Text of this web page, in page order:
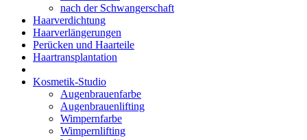
nach der Schwangerschaft
Haarverdichtung
Haarverlängerungen
Perücken und Haarteile
Haartransplantation
Kosmetik-Studio
Augenbrauenfarbe
Augenbrauenlifting
Wimpernfarbe
Wimpernlifting